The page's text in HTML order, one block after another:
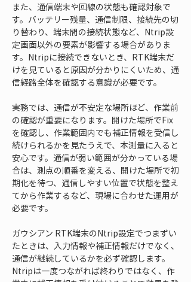
また、通信端末や回線の状態も確認対象で
す。バッテリー残量、通信制限、接続先の切
り替わり、端末間の接続状態など、Ntrip設
定画面以外の要素が影響する場合がありま
す。Ntripに接続できないとき、RTK端末だ
けを見ていると原因が分かりにくいため、通
信経路全体を確認する意識が必要です。
実務では、通信が不安定な場所ほど、作業前
の確認が重要になります。開けた場所でFix
を確認し、作業範囲内でも補正情報を受信し
続けられるかを見たうえで、本測量に入ると
安心です。通信が弱い範囲が分かっている場
合は、測点の順番を変える、開けた場所で初
期化を待つ、通信しやすい位置で状態を整え
てから作業するなど、現場に合わせた運用が
必要です。
ガウシアン RTK端末のNtrip設定でつまずい
たときは、入力情報や補正情報だけでなく、
通信が継続しているかを必ず確認します。
Ntripは一度つながれば終わりではなく、作